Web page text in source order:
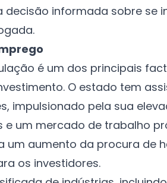
informada sobre se
é um dos principais
O estado tem
impulsionado pela sua
e um mercado de trabalho
um aumento da procura de
os investidores.